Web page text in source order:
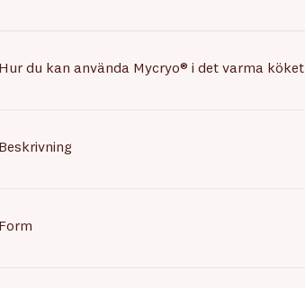
Hur du kan använda Mycryo® i det varma köket
Beskrivning
Form